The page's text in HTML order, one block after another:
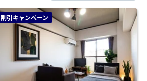
割引キャンペーン